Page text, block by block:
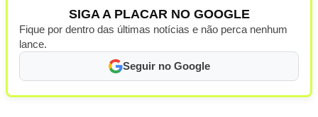
SIGA A PLACAR NO GOOGLE
Fique por dentro das últimas notícias e não perca nenhum
lance.
Seguir no Google